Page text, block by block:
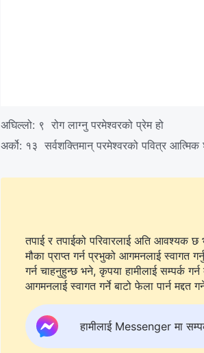
अघिल्लो: ९ रोग लाग्नु परमेश्‍वरको प्रेम हो
अर्को: १३ सर्वशक्तिमान् परमेश्‍वरको पवित्र
तपाई र तपाईको परिवारलाई अति आवश्यक छ
मौका प्राप्त गर्न प्रभुको आगमनलाई स्वागत
गर्न चाहनुहुन्छ भने, कृपया हामीलाई सम्पर्क गर्न बटन क्लिक
आगमनलाई स्वागत गर्ने बाटो फेला पार्न मद्दत
हामीलाई Messenger मा